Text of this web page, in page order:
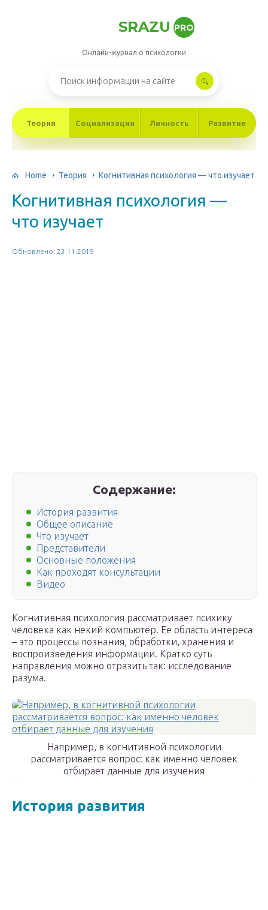
SRAZU PRO
Онлайн-журнал о психологии
Теория Социализация Личность Развитие
Home Теория Когнитивная психология — что изучает
Когнитивная психология —
что изучает
Обновлено: 23.11.2019
Содержание:
История развития
Общее описание
Что изучает
Представители
Основные положения
Как проходят консультации
Видео
Когнитивная психология рассматривает психику
человека как некий компьютер. Ее область интереса
– это процессы познания, обработки, хранения и
воспроизведения информации. Кратко суть
направления можно отразить так: исследование
разума.
Например, в когнитивной психологии
рассматривается вопрос: как именно человек
отбирает данные для изучения
История развития